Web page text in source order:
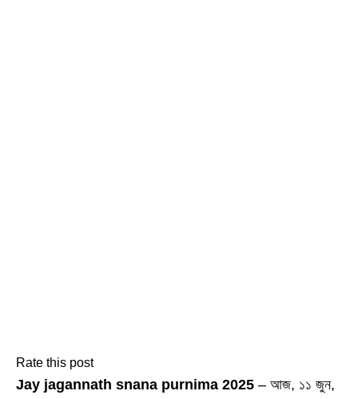
Rate this post
Jay jagannath snana purnima 2025 – আজ, ১১ জুন,